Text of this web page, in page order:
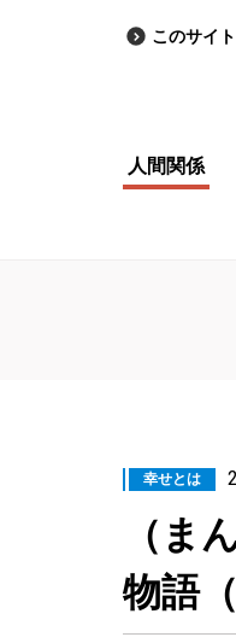
このサイ
人間関係
幸せとは
（ま
物語